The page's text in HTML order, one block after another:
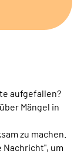
aufgefallen?
Mängel in
zu machen.
Nachricht", um